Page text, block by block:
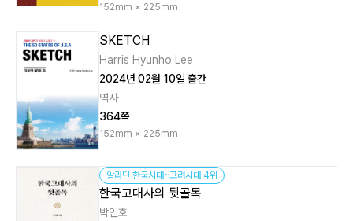
152mm × 225mm
SKETCH
Harris Hyunho Lee
2024년 02월 10일 출간
역사
364쪽
152mm × 225mm
알라딘 한국시대~고려시대 4위
한국고대사의 뒷골목
박인호